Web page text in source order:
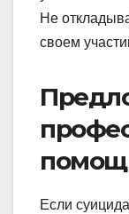
Не
своем
Если